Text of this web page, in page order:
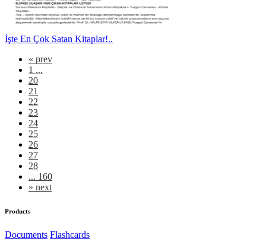
İşte En Çok Satan Kitaplar!..
« prev
1 ...
20
21
22
23
24
25
26
27
28
... 160
» next
Products
Documents Flashcards